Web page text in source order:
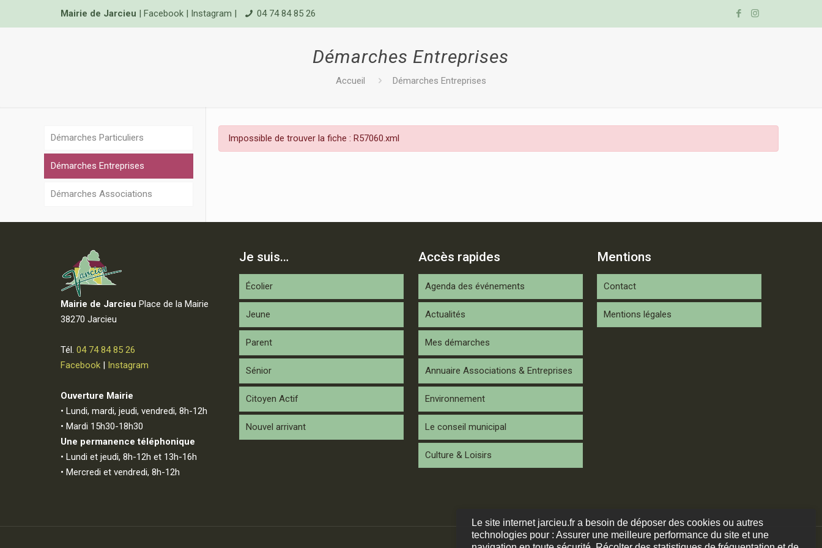
Mairie de Jarcieu | Facebook| Instagram | 04 74 84 85 26
Démarches Entreprises
Accueil Démarches Entreprises
Impossible de trouver la fiche : R57060.xml
Démarches Particuliers
Démarches Entreprises
Démarches Associations
Mairie de Jarcieu Place de la Mairie
38270 Jarcieu
Tél. 04 74 84 85 26
Facebook| Instagram
Ouverture Mairie
• Lundi, mardi, jeudi, vendredi, 8h-12h
• Mardi 15h30-18h30
Une permanence téléphonique
• Lundi et jeudi, 8h-12h et 13h-16h
• Mercredi et vendredi, 8h-12h
Je suis…
Écolier
Jeune
Parent
Sénior
Citoyen Actif
Nouvel arrivant
Accès rapides
Agenda des événements
Actualités
Mes démarches
Annuaire Associations & Entreprises
Environnement
Le conseil municipal
Culture & Loisirs
Mentions
Contact
Mentions légales
Le site internet jarcieu.fr a besoin de déposer des cookies ou autres
technologies pour : Assurer une meilleure performance du site et une